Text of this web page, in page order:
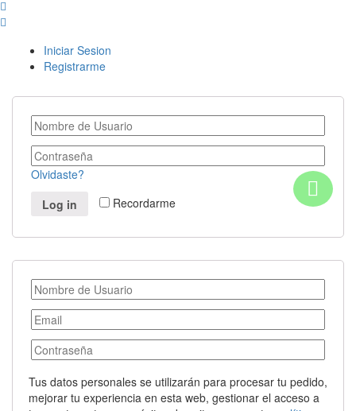
Iniciar Sesion
Registrarme
Olvidaste?
Recordarme
Log in
Tus datos personales se utilizarán para procesar tu pedido,
mejorar tu experiencia en esta web, gestionar el acceso a